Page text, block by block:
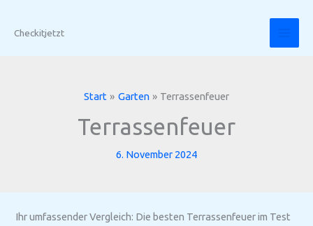
InhaltCheckitjetzt
Start Garten Terrassenfeuer
Terrassenfeuer
6. November 2024
Ihr umfassender Vergleich: Die besten Terrassenfeuer im Test